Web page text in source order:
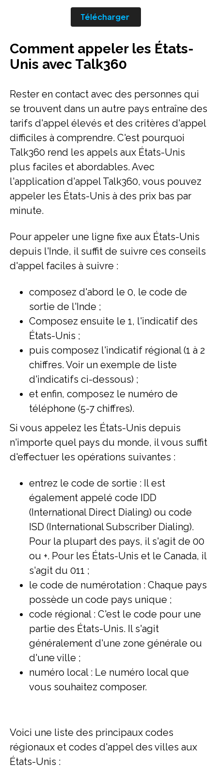
Télécharger
Comment appeler les États-
Unis avec Talk360
Rester en contact avec des personnes qui
se trouvent dans un autre pays entraîne des
tarifs d'appel élevés et des critères d'appel
difficiles à comprendre. C'est pourquoi
Talk360 rend les appels aux États-Unis
plus faciles et abordables. Avec
l'application d'appel Talk360, vous pouvez
appeler les États-Unis à des prix bas par
minute.
Pour appeler une ligne fixe aux États-Unis
depuis l'Inde, il suffit de suivre ces conseils
d'appel faciles à suivre :
composez d'abord le 0, le code de
sortie de l'Inde ;
Composez ensuite le 1, l'indicatif des
États-Unis ;
puis composez l'indicatif régional (1 à 2
chiffres. Voir un exemple de liste
d'indicatifs ci-dessous) ;
et enfin, composez le numéro de
téléphone (5-7 chiffres).
Si vous appelez les États-Unis depuis
n'importe quel pays du monde, il vous suffit
d'effectuer les opérations suivantes :
entrez le code de sortie : Il est
également appelé code IDD
(International Direct Dialing) ou code
ISD (International Subscriber Dialing).
Pour la plupart des pays, il s'agit de 00
ou +. Pour les États-Unis et le Canada, il
s'agit du 011 ;
le code de numérotation : Chaque pays
possède un code pays unique ;
code régional : C'est le code pour une
partie des États-Unis. Il s'agit
généralement d'une zone générale ou
d'une ville ;
numéro local : Le numéro local que
vous souhaitez composer.
Voici une liste des principaux codes
régionaux et codes d'appel des villes aux
États-Unis :